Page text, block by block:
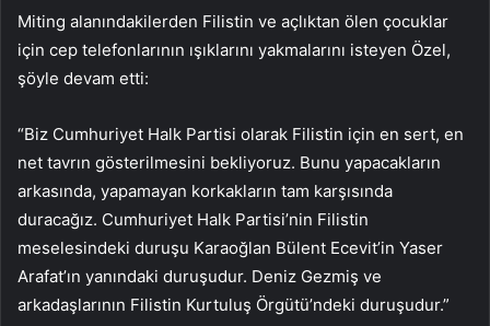
Miting alanındakilerden Filistin ve açlıktan ölen çocuklar
için cep telefonlarının ışıklarını yakmalarını isteyen Özel,
şöyle devam etti:
“Biz Cumhuriyet Halk Partisi olarak Filistin için en sert, en
net tavrın gösterilmesini bekliyoruz. Bunu yapacakların
arkasında, yapamayan korkakların tam karşısında
duracağız. Cumhuriyet Halk Partisi’nin Filistin
meselesindeki duruşu Karaoğlan Bülent Ecevit’in Yaser
Arafat’ın yanındaki duruşudur. Deniz Gezmiş ve
arkadaşlarının Filistin Kurtuluş Örgütü’ndeki duruşudur.”